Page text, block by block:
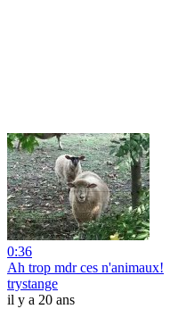
0:36
Ah trop mdr ces n'animaux!
trystange
il y a 20 ans